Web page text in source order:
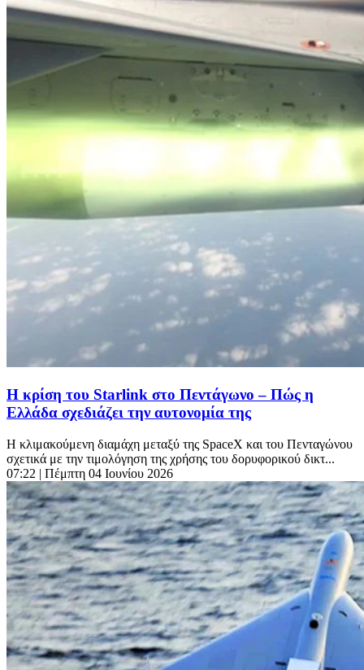
Η κρίση του Starlink στο Πεντάγωνο – Πώς η
Ελλάδα σχεδιάζει την αυτονομία της
Η κλιμακούμενη διαμάχη μεταξύ της SpaceX και του Πενταγώνου
σχετικά με την τιμολόγηση της χρήσης του δορυφορικού δικτ...
07:22 | Πέμπτη 04 Ιουνίου 2026